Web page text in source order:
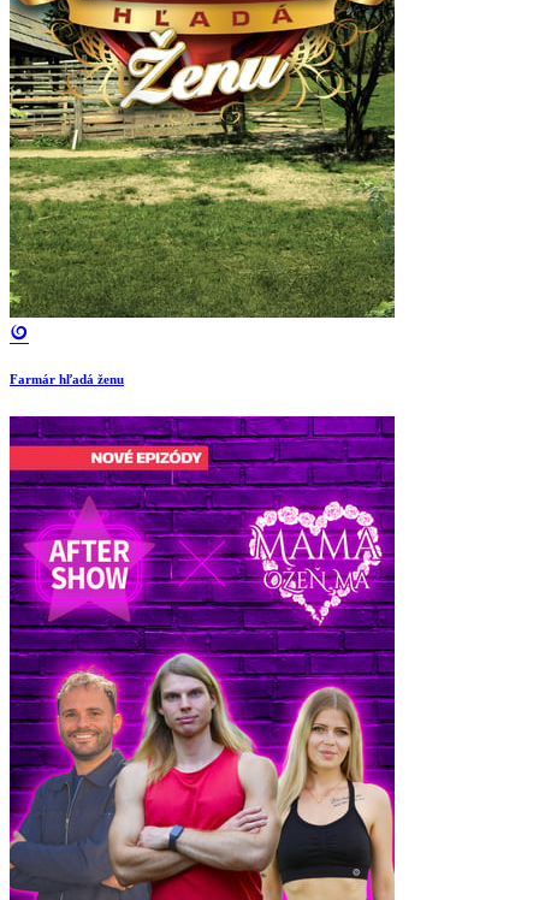
Farmár hľadá ženu